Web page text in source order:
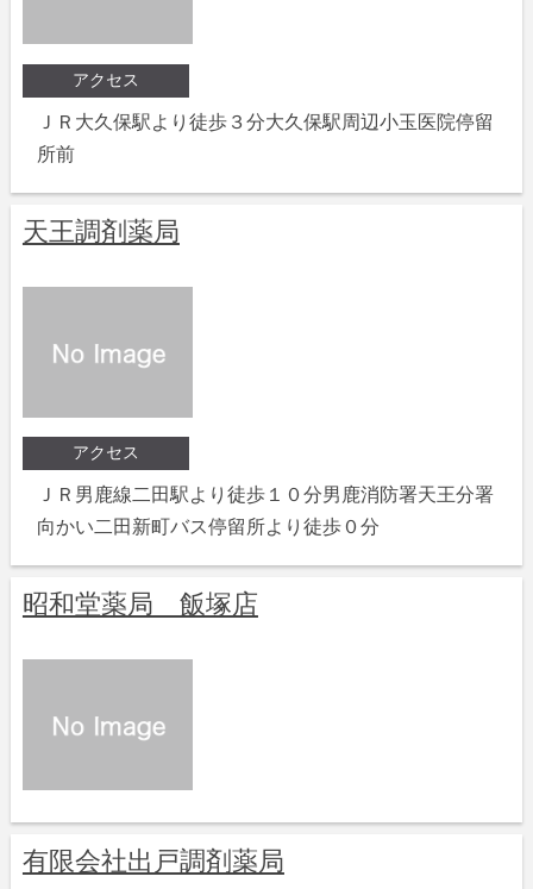
アクセス
ＪＲ大久保駅より徒歩３分大久保駅周辺小玉医院停留
所前
天王調剤薬局
アクセス
ＪＲ男鹿線二田駅より徒歩１０分男鹿消防署天王分署
向かい二田新町バス停留所より徒歩０分
昭和堂薬局 飯塚店
有限会社出戸調剤薬局